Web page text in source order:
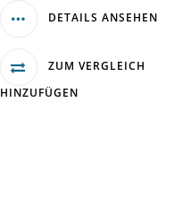
DETAILS ANSEHEN
ZUM VERGLEICH
HINZUFÜGEN